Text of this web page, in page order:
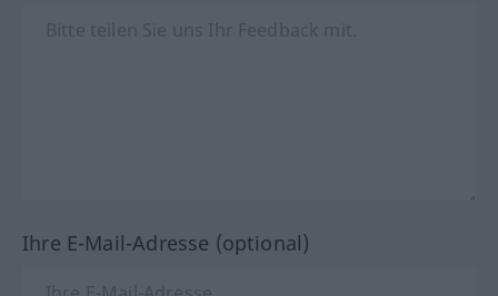
Ihre E-Mail-Adresse (optional)